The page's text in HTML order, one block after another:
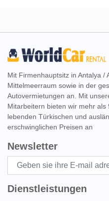
Mit Firmenhauptsitz in Antalya /
Mittelmeerraum sowie in der
Autovermietungen an. Mit
Mitarbeitern bieten wir mehr als
lebenden Türkischen und
erschwinglichen Preisen an
Newsletter
Dienstleistungen